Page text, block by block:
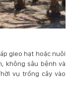
gieo hạt hoặc nuôi
không sâu bệnh và
vụ trồng cây vào